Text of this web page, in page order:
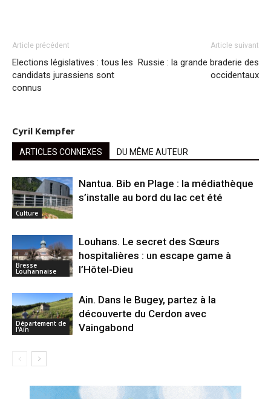
Article précédent
Elections législatives : tous les
candidats jurassiens sont
connus
Article suivant
Russie : la grande braderie des
occidentaux
Cyril Kempfer
ARTICLES CONNEXES DU MÊME AUTEUR
Culture
Nantua. Bib en Plage : la médiathèque
s’installe au bord du lac cet été
Bresse
Louhannaise
Louhans. Le secret des Sœurs
hospitalières : un escape game à
l’Hôtel-Dieu
Département de
l'Ain
Ain. Dans le Bugey, partez à la
découverte du Cerdon avec
Vaingabond